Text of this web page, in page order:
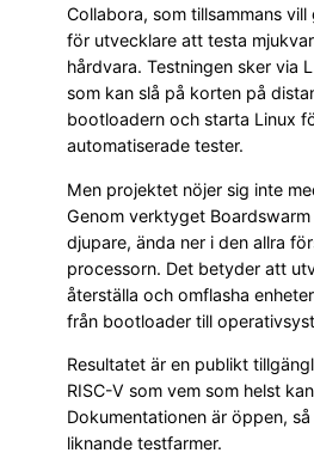
Collabora, som tillsammans
för utvecklare att testa
hårdvara. Testningen sker via
som kan slå på korten på
bootloadern och starta Linux
automatiserade tester.
Men projektet nöjer sig inte
Genom verktyget Boardswarm
djupare, ända ner i den allra
processorn. Det betyder att
återställa och omflasha
från bootloader till
Resultatet är en publikt
RISC-V som vem som helst
Dokumentationen är öppen,
liknande testfarmer.